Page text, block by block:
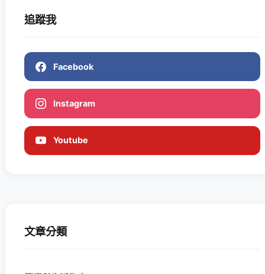
追蹤我
Facebook
Instagram
Youtube
文章分類